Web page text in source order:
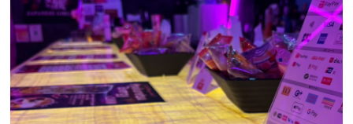
VISITORS TO JAPAN
外国人観光客向け
RECRUIT
採用情報